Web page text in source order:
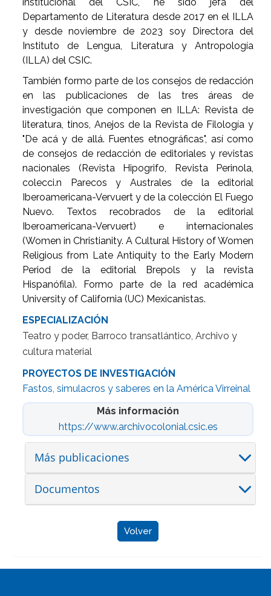
institucional del CSIC, he sido jefa del
Departamento de Literatura desde 2017 en el ILLA
y desde noviembre de 2023 soy Directora del
Instituto de Lengua, Literatura y Antropología
(ILLA) del CSIC.
También formo parte de los consejos de redacción
en las publicaciones de las tres áreas de
investigación que componen en ILLA: Revista de
literatura, tinos, Anejos de la Revista de Filología y
"De acá y de allá. Fuentes etnográficas", así como
de consejos de redacción de editoriales y revistas
nacionales (Revista Hipogrifo, Revista Perinola,
colecci.n Parecos y Australes de la editorial
Iberoamericana-Vervuert y de la colección El Fuego
Nuevo. Textos recobrados de la editorial
Iberoamericana-Vervuert) e internacionales
(Women in Christianity. A Cultural History of Women
Religious from Late Antiquity to the Early Modern
Period de la editorial Brepols y la revista
Hispanófila). Formo parte de la red académica
University of California (UC) Mexicanistas.
ESPECIALIZACIÓN
Teatro y poder, Barroco transatlántico, Archivo y
cultura material
PROYECTOS DE INVESTIGACIÓN
Fastos, simulacros y saberes en la América Virreinal
Más información
https://www.archivocolonial.csic.es
Más publicaciones
Documentos
Volver